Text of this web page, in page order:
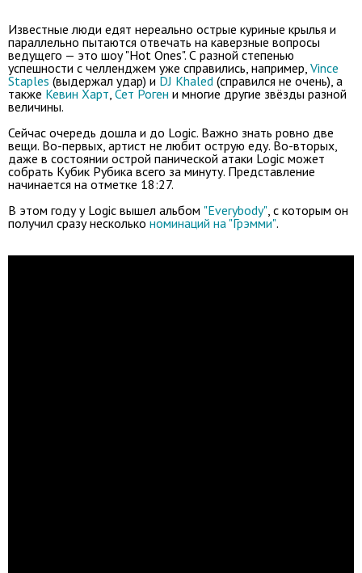
Известные люди едят нереально острые куриные крылья и
параллельно пытаются отвечать на каверзные вопросы
ведущего — это шоу "Hot Ones". С разной степенью
успешности с челленджем уже справились, например, Vince
Staples (выдержал удар) и DJ Khaled (справился не очень), а
также Кевин Харт Сет Роген и многие другие звёзды разной
величины.
Сейчас очередь дошла и до Logic. Важно знать ровно две
вещи. Во-первых, артист не любит острую еду. Во-вторых,
даже в состоянии острой панической атаки Logic может
собрать Кубик Рубика всего за минуту. Представление
начинается на отметке 18:27.
В этом году у Logic вышел альбом "Everybody" , с которым он
получил сразу несколько номинаций на "Грэмми".